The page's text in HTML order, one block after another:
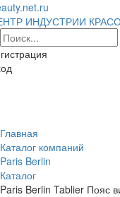
ИНДУСТРИИ
Главная
Каталог компаний
Paris Berlin
Каталог
Paris Berlin Tablier Пояс